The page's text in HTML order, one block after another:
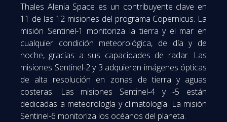
Thales Alenia Space es un contribuyente clave en
11 de las 12 misiones del programa Copernicus. La
misión Sentinel-1 monitoriza la tierra y el mar en
cualquier condición meteorológica, de día y de
noche, gracias a sus capacidades de radar. Las
misiones Sentinel-2 y 3 adquieren imágenes ópticas
de alta resolución en zonas de tierra y aguas
costeras. Las misiones Sentinel-4 y -5 están
dedicadas a meteorología y climatología. La misión
Sentinel-6 monitoriza los océanos del planeta.